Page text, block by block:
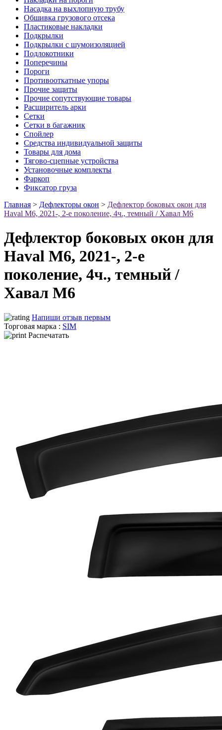
Насадка на выхлопную трубу
Обшивка грузового отсека
Пластиковые накладки
Подкрылки
Подкрылки с шумоизоляцией
Подлокотники
Поперечины
Пороги
Противооткатные упоры
Прочие защиты
Прочие сопутствующие товары
Расширитель арки
Сетки
Сетки в багажник
Спойлер
Средства индивидуальной защиты
Товары для дома
Тягово-сцепные устройства
Установочные комплекты
Фаркоп
Фиксатор груза
Главная > Дефлекторы окон > Дефлектор боковых окон для
Haval M6, 2021-, 2-е поколение, 4ч., темный / Хавал М6
Дефлектор боковых окон для
Haval M6, 2021-, 2-е
поколение, 4ч., темный /
Хавал М6
Напиши отзыв первым
Торговая марка : SIM
Распечатать